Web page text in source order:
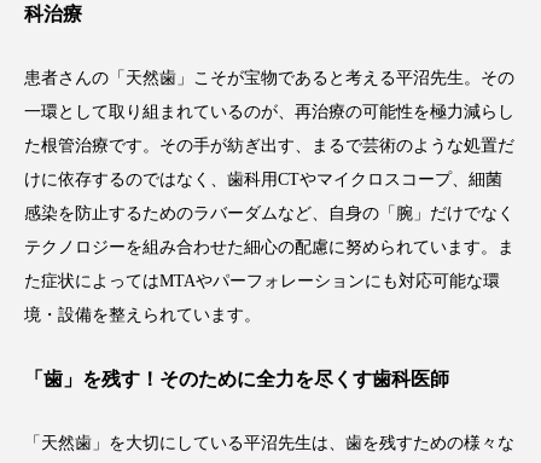
科治療
患者さんの「天然歯」こそが宝物であると考える平沼先生。その
一環として取り組まれているのが、再治療の可能性を極力減らし
た根管治療です。その手が紡ぎ出す、まるで芸術のような処置だ
けに依存するのではなく、歯科用CTやマイクロスコープ、細菌
感染を防止するためのラバーダムなど、自身の「腕」だけでなく
テクノロジーを組み合わせた細心の配慮に努められています。ま
た症状によってはMTAやパーフォレーションにも対応可能な環
境・設備を整えられています。
「歯」を残す！そのために全力を尽くす歯科医師
「天然歯」を大切にしている平沼先生は、歯を残すための様々な